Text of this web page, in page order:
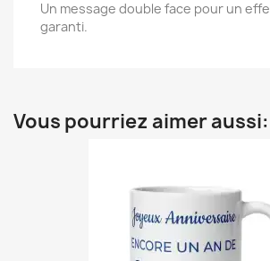
Un message double face pour un
garanti.
Vous pourriez aimer aussi: